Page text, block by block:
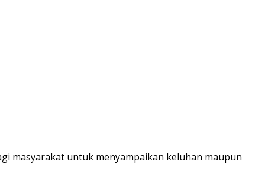
masyarakat untuk menyampaikan keluhan maupun